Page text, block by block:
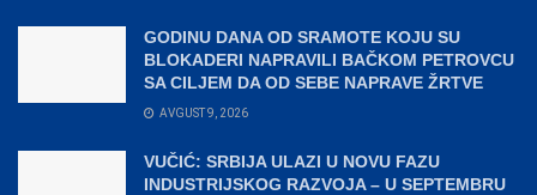
GODINU DANA OD SRAMOTE KOJU SU
BLOKADERI NAPRAVILI BAČKOM PETROVCU
SA CILJEM DA OD SEBE NAPRAVE ŽRTVE
AVGUST 9, 2026
VUČIĆ: SRBIJA ULAZI U NOVU FAZU
INDUSTRIJSKOG RAZVOJA – U SEPTEMBRU